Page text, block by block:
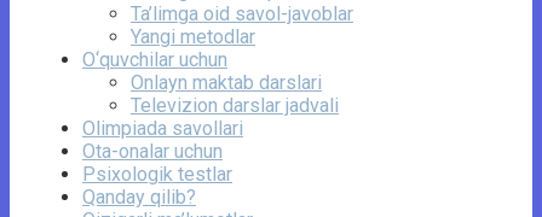
Ta’limga oid savol-javoblar
Yangi metodlar
O‘quvchilar uchun
Onlayn maktab darslari
Televizion darslar jadvali
Olimpiada savollari
Ota-onalar uchun
Psixologik testlar
Qanday qilib?